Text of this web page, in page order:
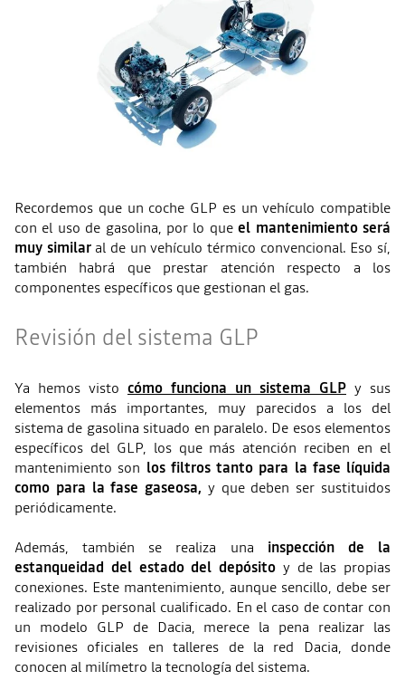
Recordemos que un coche GLP es un vehículo compatible
con el uso de gasolina, por lo queel mantenimiento será
muy similar al de un vehículo térmico convencional. Eso sí,
también habrá que prestar atención respecto a los
componentes específicos que gestionan el gas.
Revisión del sistema GLP
Ya hemos visto cómo funciona un sistema GLP y sus
elementos más importantes, muy parecidos a los del
sistema de gasolina situado en paralelo. De esos elementos
específicos del GLP, los que más atención reciben en el
mantenimiento son los filtros tanto para la fase líquida
como para la fase gaseosa, y que deben ser sustituidos
periódicamente.
Además, también se realiza una inspección de la
estanqueidad del estado del depósito y de las propias
conexiones. Este mantenimiento, aunque sencillo, debe ser
realizado por personal cualificado. En el caso de contar con
un modelo GLP de Dacia, merece la pena realizar las
revisiones oficiales en talleres de la red Dacia, donde
conocen al milímetro la tecnología del sistema.